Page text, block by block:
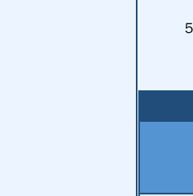
※
５．
④17